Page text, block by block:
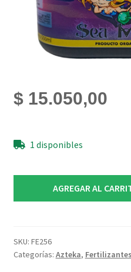
$15.050,00
1 disponibles
500ml
cantidad
AGREGAR AL
SKU: FE256
Categorías: Azteka, Fertilizantes